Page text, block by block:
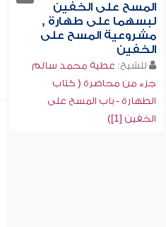
المسح على الخفين
لبسهما على طهارة ,
مشروعية المسح على
الخفين
للشيخ: عطية محمد سالم
جزء من محاضرة ( كتاب
الطهارة - باب المسح على
الخفين [1])